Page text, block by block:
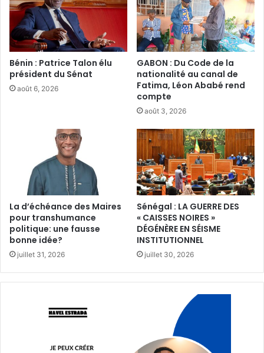
Bénin : Patrice Talon élu
président du Sénat‎
août 6, 2026
GABON : Du Code de la
nationalité au canal de
Fatima, Léon Ababé rend
compte
août 3, 2026
La d’échéance des Maires
pour transhumance
politique: une fausse
bonne idée?
juillet 31, 2026
Sénégal : LA GUERRE DES
« CAISSES NOIRES »
DÉGÉNÈRE EN SÉISME
INSTITUTIONNEL
juillet 30, 2026